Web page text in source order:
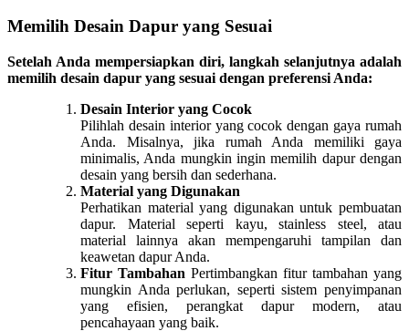
Memilih Desain Dapur yang Sesuai
Setelah Anda mempersiapkan diri, langkah selanjutnya adalah
memilih desain dapur yang sesuai dengan preferensi Anda:
Desain Interior yang Cocok
Pilihlah desain interior yang cocok dengan gaya rumah
Anda. Misalnya, jika rumah Anda memiliki gaya
minimalis, Anda mungkin ingin memilih dapur dengan
desain yang bersih dan sederhana.
Material yang Digunakan
Perhatikan material yang digunakan untuk pembuatan
dapur. Material seperti kayu, stainless steel, atau
material lainnya akan mempengaruhi tampilan dan
keawetan dapur Anda.
Fitur Tambahan Pertimbangkan fitur tambahan yang
mungkin Anda perlukan, seperti sistem penyimpanan
yang efisien, perangkat dapur modern, atau
pencahayaan yang baik.